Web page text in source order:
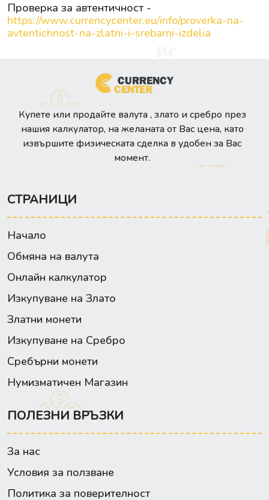
Проверка за автентичност -
https://www.currencycenter.eu/info/proverka-na-
avtentichnost-na-zlatni-i-srebarni-izdelia
Купете или продайте валута , злато и сребро през
нашия калкулатор, на желаната от Вас цена, като
извършите физическата сделка в удобен за Вас
момент.
СТРАНИЦИ
Начало
Обмяна на валута
Онлайн калкулатор
Изкупуване на Злато
Златни монети
Изкупуване на Сребро
Сребърни монети
Нумизматичен Магазин
ПОЛЕЗНИ ВРЪЗКИ
За нас
Условия за ползване
Политика за поверителност